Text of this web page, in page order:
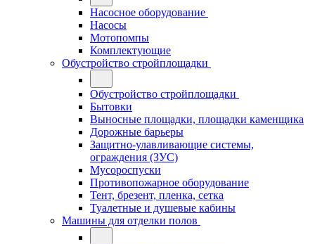
Насосное оборудование
Насосы
Мотопомпы
Комплектующие
Обустройство стройплощадки
Обустройство стройплощадки
Бытовки
Выносные площадки, площадки каменщика
Дорожные барьеры
Защитно-улавливающие системы,
ограждения (ЗУС)
Мусороспуски
Противопожарное оборудование
Тент, брезент, пленка, сетка
Туалетные и душевые кабины
Машины для отделки полов